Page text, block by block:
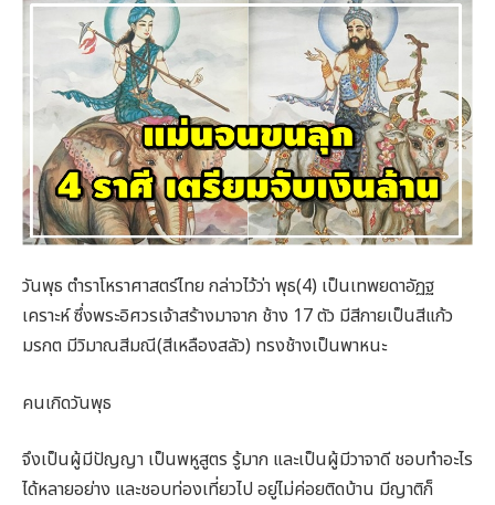
วันพุธ ตำราโหราศาสตร์ไทย กล่าวไว้ว่า พุธ(4) เป็นเทพยดาอัฏฐ
เคราะห์ ซึ่งพระอิศวรเจ้าสร้างมาจาก ช้าง 17 ตัว มีสีกายเป็นสีแก้ว
มรกต มีวิมาณสีมณี(สีเหลืองสลัว) ทรงช้างเป็นพาหนะ
คนเกิดวันพุธ
จึงเป็นผู้มีปัญญา เป็นพหูสูตร รู้มาก และเป็นผู้มีวาจาดี ชอบทำอะไร
ได้หลายอย่าง และชอบท่องเที่ยวไป อยู่ไม่ค่อยติดบ้าน มีญาติก็